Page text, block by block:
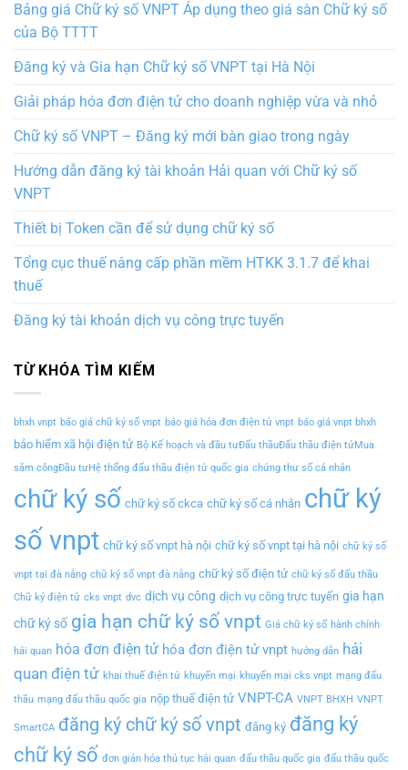
Bảng giá Chữ ký số VNPT Áp dụng theo giá sàn Chữ ký số
của Bộ TTTT
Đăng ký và Gia hạn Chữ ký số VNPT tại Hà Nội
Giải pháp hóa đơn điện tử cho doanh nghiệp vừa và nhỏ
Chữ ký số VNPT – Đăng ký mới bàn giao trong ngày
Hướng dẫn đăng ký tài khoản Hải quan với Chữ ký số
VNPT
Thiết bị Token cần để sử dụng chữ ký số
Tổng cục thuế nâng cấp phần mềm HTKK 3.1.7 để khai
thuế
Đăng ký tài khoản dịch vụ công trực tuyến
TỪ KHÓA TÌM KIẾM
bhxh vnpt báo giá chữ ký số vnpt báo giá hóa đơn điện tử vnpt báo giá vnpt bhxh
bảo hiểm xã hội điện tử Bộ Kế hoạch và đầu tưĐấu thầuĐấu thầu điện tửMua
sắm côngĐầu tưHệ thống đấu thầu điện tử quốc gia chứng thư số cá nhân
chữ ký số chữ ký số ckca chữ ký số cá nhân chữ ký
số vnpt chữ ký số vnpt hà nội chữ ký số vnpt tại hà nội chữ ký số
vnpt tại đà nẵng chữ ký số vnpt đà nẵng chữ ký số điện tử chữ ký số đấu thầu
Chữ ký điện tử cks vnpt dvc dịch vụ công dịch vụ công trực tuyến gia hạn
chữ ký số gia hạn chữ ký số vnpt Giá chữ ký số hành chính
hải quan hóa đơn điện tử hóa đơn điện tử vnpt hướng dẫn hải
quan điện tử khai thuế điện tử khuyến mại khuyến mại cks vnpt mạng đấu
thầu mạng đấu thầu quốc gia nộp thuế điện tử VNPT-CA VNPT BHXH VNPT
SmartCA đăng ký chữ ký số vnpt đăng ký đăng ký
chữ ký số đơn giản hóa thủ tục hải quan đấu thầu quốc gia đấu thầu quốc